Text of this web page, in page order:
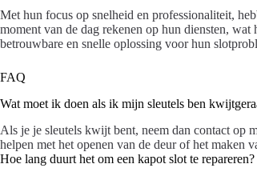
Met hun focus op snelheid en professionaliteit,
moment van de dag rekenen op hun diensten,
betrouwbare en snelle oplossing voor hun
FAQ
Wat moet ik doen als ik mijn sleutels ben
Als je je sleutels kwijt bent, neem dan contact op
helpen met het openen van de deur of het maken
Hoe lang duurt het om een kapot slot te repareren?